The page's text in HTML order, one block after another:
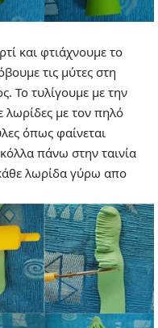
και φτιάχνουμε το
τις μύτες στη
Το τυλίγουμε με την
λωρίδες με τον πηλό
όπως φαίνεται
πάνω στην ταινία
λωρίδα γύρω απο